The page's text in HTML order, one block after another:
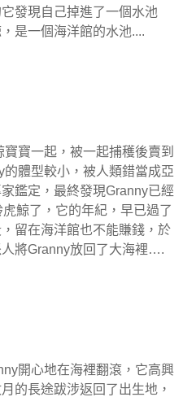
發現自己掉進了一個水池
是一個海洋館的水池....
寶一起，被一起捕穫後賣到
體型較小，被人類錯當成亞
鑑定，最終發現Granny已經
鯨了，它的年紀，早已過了
留在海洋館也不能賺錢，於
將Granny放回了大海裡….
開心地在海裡翻滾，它高興
的長途跋涉返回了出生地，